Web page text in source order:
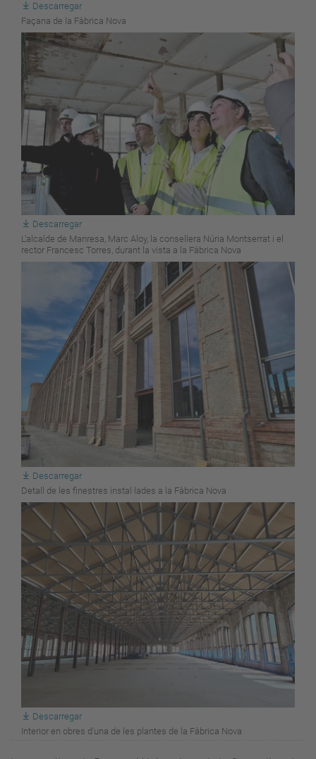
Descarregar
Façana de la Fàbrica Nova
Descarregar
L'alcalde de Manresa, Marc Aloy, la consellera Núria Montserrat i el
rector Francesc Torres, durant la vista a la Fàbrica Nova
Descarregar
Detall de les finestres instal·lades a la Fàbrica Nova
Descarregar
Interior en obres d'una de les plantes de la Fàbrica Nova